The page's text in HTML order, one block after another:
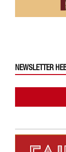
NEWSLETTER